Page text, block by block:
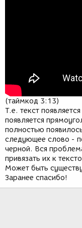
(таймкод 3:13)
Т.е. текст
появляется
полностью
следующее слово -
черной. Вся
привязать их к
Может быть
Заранее спасибо!